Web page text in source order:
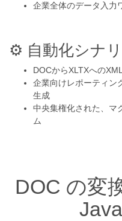
企業全体のデータ入力
⚙️ 自動化シナ
DOCからXLTXへの
企業向けレポーティン
生成
中央集権化された、マ
ム
DOC の変